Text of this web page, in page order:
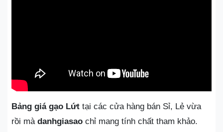
Bảng giá gạo Lứt tại các cửa hàng bán Sỉ, Lẻ vừa
rồi mà danhgiasao chỉ mang tính chất tham khảo.